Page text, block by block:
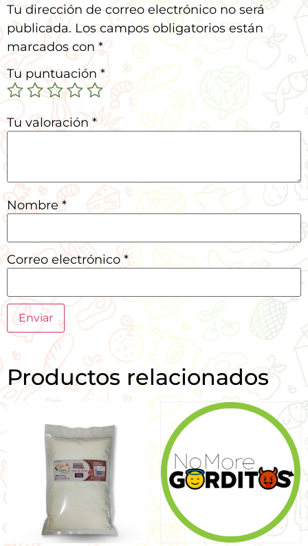
Tu dirección de correo electrónico no será
publicada. Los campos obligatorios están
marcados con *
Tu puntuación*
Tu valoración *
Nombre*
Correo electrónico*
Productos relacionados